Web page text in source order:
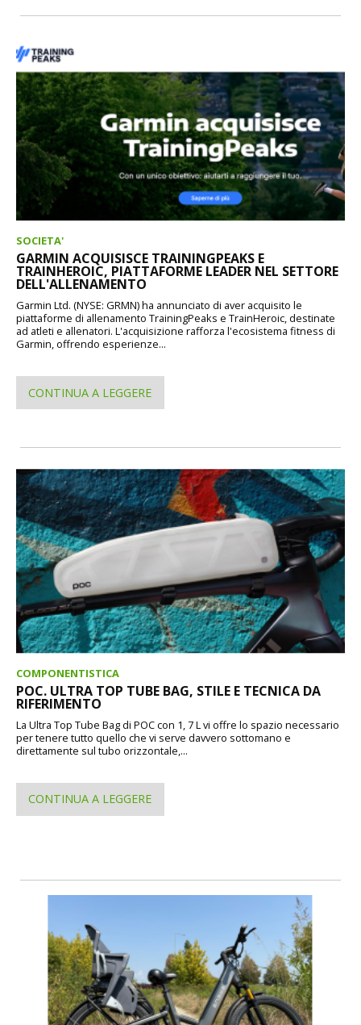
SOCIETA'
GARMIN ACQUISISCE TRAININGPEAKS E
TRAINHEROIC, PIATTAFORME LEADER NEL SETTORE
DELL'ALLENAMENTO
Garmin Ltd. (NYSE: GRMN) ha annunciato di aver acquisito le
piattaforme di allenamento TrainingPeaks e TrainHeroic, destinate
ad atleti e allenatori. L'acquisizione rafforza l'ecosistema fitness di
Garmin, offrendo esperienze...
CONTINUA A LEGGERE
COMPONENTISTICA
POC. ULTRA TOP TUBE BAG, STILE E TECNICA DA
RIFERIMENTO
La Ultra Top Tube Bag di POC con 1, 7 L vi offre lo spazio necessario
per tenere tutto quello che vi serve davvero sottomano e
direttamente sul tubo orizzontale,...
CONTINUA A LEGGERE